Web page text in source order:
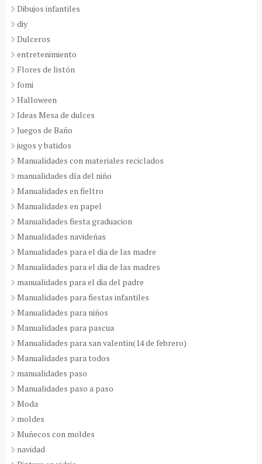
Dibujos infantiles
diy
Dulceros
entretenimiento
Flores de listón
fomi
Halloween
Ideas Mesa de dulces
Juegos de Baño
jugos y batidos
Manualidades con materiales reciclados
manualidades día del niño
Manualidades en fieltro
Manualidades en papel
Manualidades fiesta graduacion
Manualidades navideñas
Manualidades para el dia de las madre
Manualidades para el dia de las madres
manualidades para el dia del padre
Manualidades para fiestas infantiles
Manualidades para niños
Manualidades para pascua
Manualidades para san valentin(14 de febrero)
Manualidades para todos
manualidades paso
Manualidades paso a paso
Moda
moldes
Muñecos con moldes
navidad